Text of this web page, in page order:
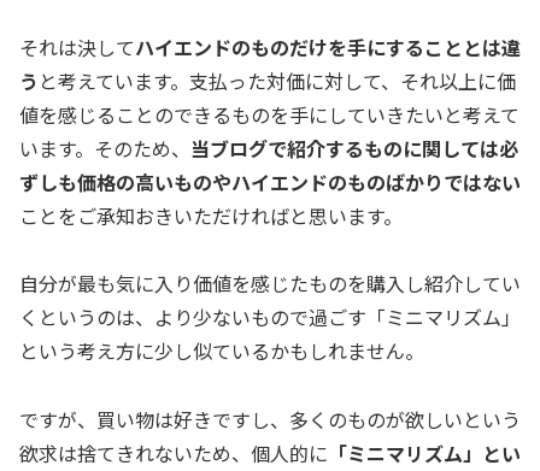
それは決してハイエンドのものだけを手にすることとは違
う と考えています。支払った対価に対して、それ以上に価
値を感じることのできるものを手にしていきたいと考えて
います。そのため、 当ブログで紹介するものに関しては必
ずしも価格の高いものやハイエンドのものばかりではない
ことをご承知おきいただければと思います。
自分が最も気に入り価値を感じたものを購入し紹介してい
くというのは、より少ないもので過ごす「ミニマリズム」
という考え方に少し似ているかもしれません。
ですが、買い物は好きですし、多くのものが欲しいという
欲求は捨てきれないため、個人的に 「ミニマリズム」とい